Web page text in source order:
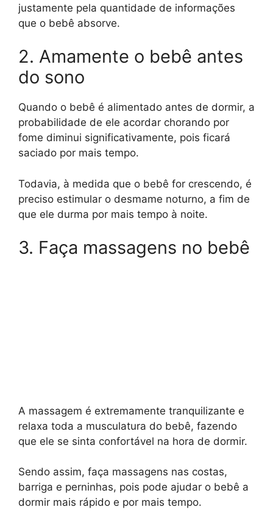
justamente pela quantidade de informações
que o bebê absorve.
2. Amamente o bebê antes
do sono
Quando o bebê é alimentado antes de dormir, a
probabilidade de ele acordar chorando por
fome diminui significativamente, pois ficará
saciado por mais tempo.
Todavia, à medida que o bebê for crescendo, é
preciso estimular o desmame noturno, a fim de
que ele durma por mais tempo à noite.
3. Faça massagens no bebê
A massagem é extremamente tranquilizante e
relaxa toda a musculatura do bebê, fazendo
que ele se sinta confortável na hora de dormir.
Sendo assim, faça massagens nas costas,
barriga e perninhas, pois pode ajudar o bebê a
dormir mais rápido e por mais tempo.